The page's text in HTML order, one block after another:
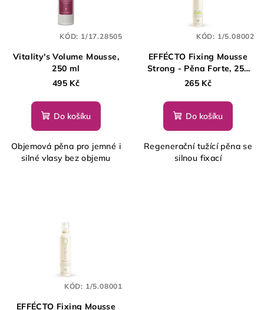
Vitality's Volume Mousse,
250 ml
495 Kč
Do košíku
Objemová pěna pro jemné i
silné vlasy bez objemu
KÓD: 1/17.28505
EFFÉCTO Fixing Mousse
Strong - Pěna Forte, 250
ml
265 Kč
Do košíku
Regenerační tužící pěna se
silnou fixací
KÓD: 1/5.08002
EFFÉCTO Fixing Mousse
KÓD: 1/5.08001